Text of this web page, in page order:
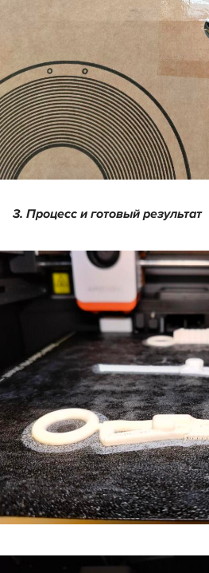
3. Процесс и готовый результат